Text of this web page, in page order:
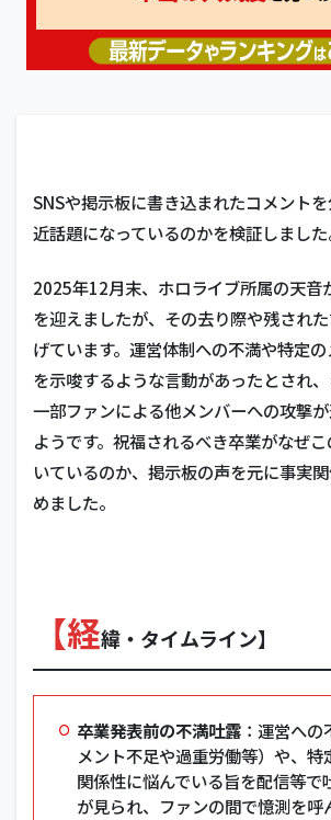
SNSや掲示板に書き込まれたコメント
近話題になっているのかを検証しました
2025年12月末、ホロライブ所属の天音
を迎えましたが、その去り際や残され
げています。運営体制への不満や特定
を示唆するような言動があったとされ
一部ファンによる他メンバーへの攻撃
ようです。祝福されるべき卒業がなぜ
いているのか、掲示板の声を元に事実
めました。
【経緯・タイムライン】
卒業発表前の不満吐露：運営への
メント不足や過重労働等）や、特
関係性に悩んでいる旨を配信等で
が見られ、ファンの間で憶測を呼